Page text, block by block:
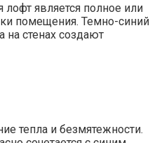
лофт является полное или
помещения. Темно-синий
на стенах создают
тепла и безмятежности.